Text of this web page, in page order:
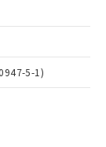
5-1)
サー
I-Web
要が
社にご
予定
害物
響を
お問
が違
は、取
の